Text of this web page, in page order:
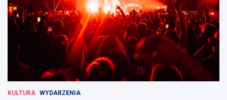
KULTURA WYDARZENIA